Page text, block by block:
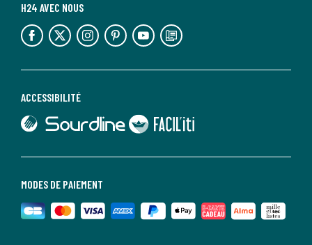
MODES DE PAIEMENT
ACCESSIBILITÉ
lien vers Sourdline
lien vers Faciliti
H24 AVEC NOUS
lien vers l'espace réseaux sociaux lien vers l'espace réseaux sociaux lien vers l'espace réseaux sociaux lien vers l'espace réseaux sociaux lien vers l'espace réseaux sociaux lien vers le blog la redoute